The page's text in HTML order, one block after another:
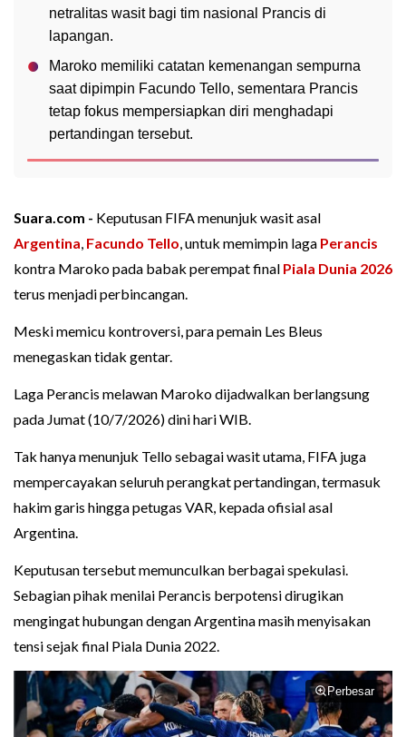
netralitas wasit bagi tim nasional Prancis di
lapangan.
Maroko memiliki catatan kemenangan sempurna
saat dipimpin Facundo Tello, sementara Prancis
tetap fokus mempersiapkan diri menghadapi
pertandingan tersebut.
Suara.com - Keputusan FIFA menunjuk wasit asal
Argentina, Facundo Tello, untuk memimpin laga Perancis
kontra Maroko pada babak perempat final Piala Dunia 2026
terus menjadi perbincangan.
Meski memicu kontroversi, para pemain Les Bleus
menegaskan tidak gentar.
Laga Perancis melawan Maroko dijadwalkan berlangsung
pada Jumat (10/7/2026) dini hari WIB.
Tak hanya menunjuk Tello sebagai wasit utama, FIFA juga
mempercayakan seluruh perangkat pertandingan, termasuk
hakim garis hingga petugas VAR, kepada ofisial asal
Argentina.
Keputusan tersebut memunculkan berbagai spekulasi.
Sebagian pihak menilai Perancis berpotensi dirugikan
mengingat hubungan dengan Argentina masih menyisakan
tensi sejak final Piala Dunia 2022.
Perbesar